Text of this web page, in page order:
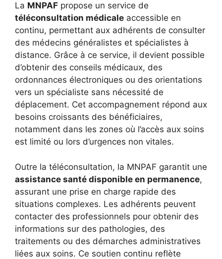
La MNPAF propose un service de
téléconsultation médicale accessible en
continu, permettant aux adhérents de consulter
des médecins généralistes et spécialistes à
distance. Grâce à ce service, il devient possible
d’obtenir des conseils médicaux, des
ordonnances électroniques ou des orientations
vers un spécialiste sans nécessité de
déplacement. Cet accompagnement répond aux
besoins croissants des bénéficiaires,
notamment dans les zones où l’accès aux soins
est limité ou lors d’urgences non vitales.
Outre la téléconsultation, la MNPAF garantit une
assistance santé disponible en permanence,
assurant une prise en charge rapide des
situations complexes. Les adhérents peuvent
contacter des professionnels pour obtenir des
informations sur des pathologies, des
traitements ou des démarches administratives
liées aux soins. Ce soutien continu reflète